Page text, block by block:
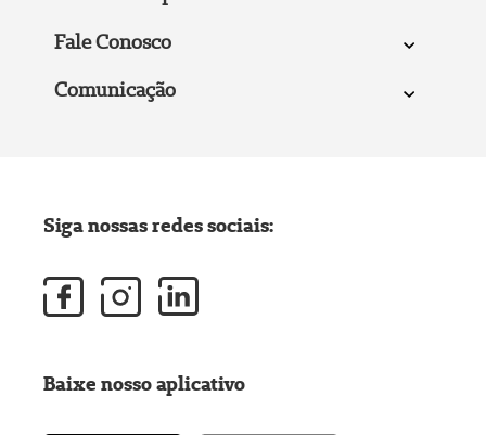
Fale Conosco
Comunicação
Siga nossas redes sociais:
Baixe nosso aplicativo